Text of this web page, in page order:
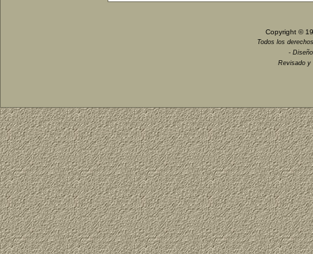
Copyright ©
Todos los
-
Revisado y